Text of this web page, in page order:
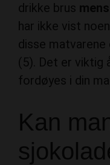
drikke brus mens
har ikke vist
disse
(5). Det er viktig
fordøyes i din
Kan